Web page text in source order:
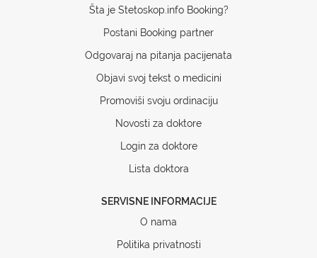
Šta je Stetoskop.info Booking?
Postani Booking partner
Odgovaraj na pitanja pacijenata
Objavi svoj tekst o medicini
Promoviši svoju ordinaciju
Novosti za doktore
Login za doktore
Lista doktora
SERVISNE INFORMACIJE
O nama
Politika privatnosti